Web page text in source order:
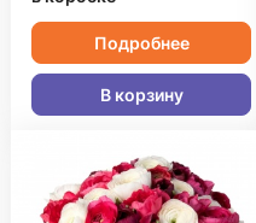
Подробнее
В корзину